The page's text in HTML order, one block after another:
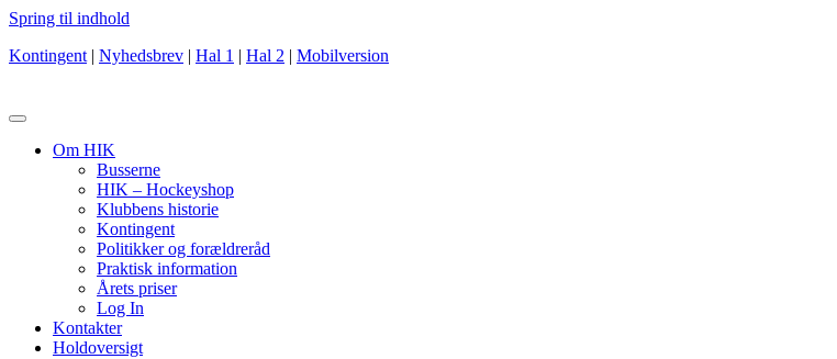
Spring til indhold
Kontingent | Nyhedsbrev | Hal 1 | Hal 2 | Mobilversion
Om HIK
Busserne
HIK – Hockeyshop
Klubbens historie
Kontingent
Politikker og forældreråd
Praktisk information
Årets priser
Log In
Kontakter
Holdoversigt